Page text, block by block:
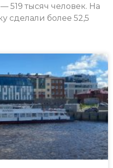
519 тысяч человек. На
сделали более 52,5